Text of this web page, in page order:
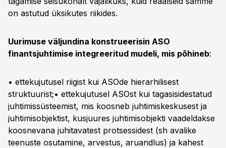
on astutud üksikutes riikides.
Uurimuse väljundina konstrueerisin ASO
finantsjuhtimise integreeritud mudeli, mis põhineb:
• ettekujutusel riigist kui ASOde hierarhilisest
struktuurist;• ettekujutusel ASOst kui tagasisidestatud
juhtimissüsteemist, mis koosneb juhtimiskeskusest ja
juhtimisobjektist, kusjuures juhtimisobjekti vaadeldakse
koosnevana juhitavatest protsessidest (sh avalike
teenuste osutamine, arvestus, aruandlus) ja kahest